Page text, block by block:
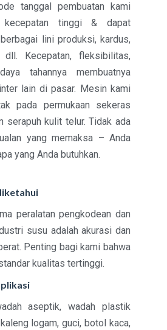
tanggal pembuatan kami
kecepatan tinggi & dapat
lini produksi, kardus,
Kecepatan, fleksibilitas,
tahannya membuatnya
lain di pasar. Mesin kami
pada permukaan sekeras
serapuh kulit telur. Tidak ada
yang memaksa – Anda
yang Anda butuhkan.
peralatan pengkodean dan
susu adalah akurasi dan
Penting bagi kami bahwa
kualitas tertinggi.
aseptik, wadah plastik
logam, guci, botol kaca,